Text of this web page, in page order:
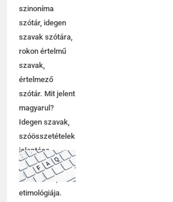
szinoníma
szótár, idegen
szavak szótára,
rokon értelmű
szavak,
értelmező
szótár. Mit jelent
magyarul?
Idegen szavak,
szóösszetételek
jelentése,
magyarázata,
használata,
etimológiája.